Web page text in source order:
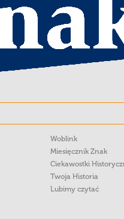
Woblink
Miesięcznik Znak
Ciekawostki
Twoja Historia
Lubimy czytać